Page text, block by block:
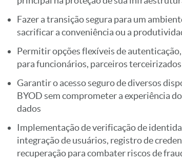
Fazer a transição segura para um
sacrificar a conveniência ou a
Permitir opções flexíveis de
para funcionários, parceiros terceirizados
Garantir o acesso seguro de diversos
BYOD sem comprometer a experiência
dados
Implementação de verificação de
integração de usuários, registro de
recuperação para combater riscos de